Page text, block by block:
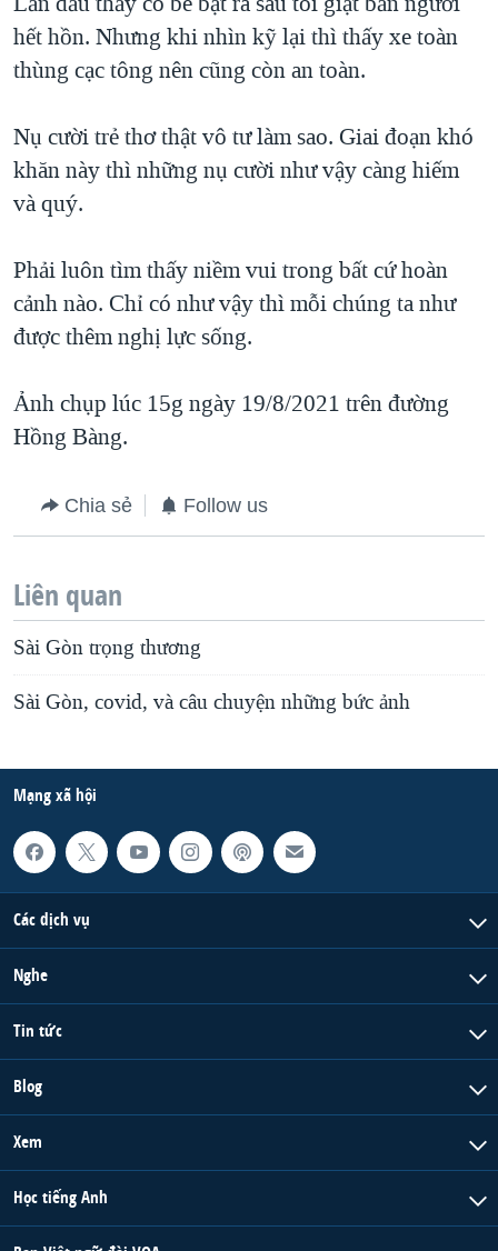
hết hồn. Nhưng khi nhìn kỹ lại thì thấy xe toàn
thùng cạc tông nên cũng còn an toàn.
Nụ cười trẻ thơ thật vô tư làm sao. Giai đoạn khó
khăn này thì những nụ cười như vậy càng hiếm
và quý.
Phải luôn tìm thấy niềm vui trong bất cứ hoàn
cảnh nào. Chỉ có như vậy thì mỗi chúng ta như
được thêm nghị lực sống.
Ảnh chụp lúc 15g ngày 19/8/2021 trên đường
Hồng Bàng.
Chia sẻ Follow us
Liên quan
Sài Gòn trọng thương
Sài Gòn, covid, và câu chuyện những bức ảnh
Mạng xã hội
Các dịch vụ
Nghe
Tin tức
Blog
Xem
Học tiếng Anh